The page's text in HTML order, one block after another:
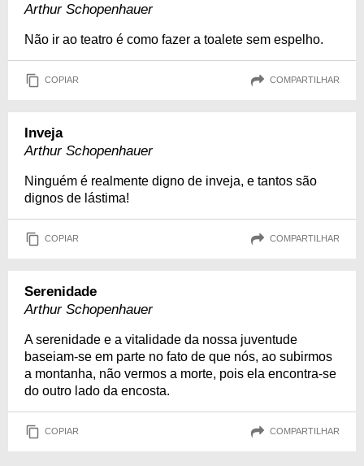
Arthur Schopenhauer
Não ir ao teatro é como fazer a toalete sem espelho.
COPIAR COMPARTILHAR
Inveja
Arthur Schopenhauer
Ninguém é realmente digno de inveja, e tantos são
dignos de lástima!
COPIAR COMPARTILHAR
Serenidade
Arthur Schopenhauer
A serenidade e a vitalidade da nossa juventude
baseiam-se em parte no fato de que nós, ao subirmos
a montanha, não vermos a morte, pois ela encontra-se
do outro lado da encosta.
COPIAR COMPARTILHAR